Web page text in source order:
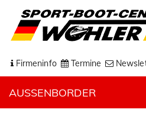
Firmeninfo Termine
AUSSENBORDER